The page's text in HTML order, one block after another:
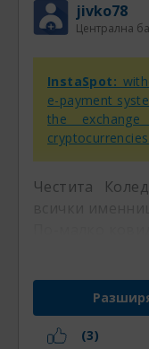
jivko78
Централна
InstaSpot:
e-payment
the
cryptocurrencies.
Честита
всички
(3)